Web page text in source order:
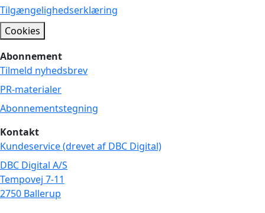
Tilgængelighedserklæring
Cookies
Abonnement
Tilmeld nyhedsbrev
PR-materialer
Abonnementstegning
Kontakt
Kundeservice (drevet af DBC Digital)
DBC Digital A/S
Tempovej 7-11
2750 Ballerup